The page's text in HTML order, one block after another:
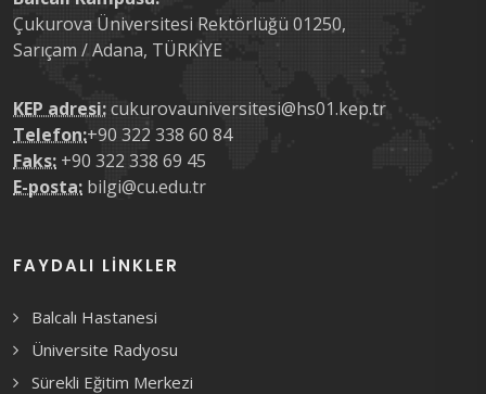
Çukurova Üniversitesi Rektörlüğü 01250,
Sarıçam / Adana, TÜRKİYE
KEP adresi:cukurovauniversitesi@hs01.kep.tr
Telefon:+90 322 338 60 84
Faks: +90 322 338 69 45
E-posta: bilgi@cu.edu.tr
FAYDALI LINKLER
Balcalı Hastanesi
Üniversite Radyosu
Sürekli Eğitim Merkezi